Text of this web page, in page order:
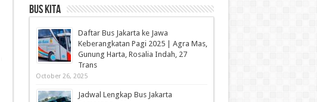
Bus Kita
Daftar Bus Jakarta ke Jawa
Keberangkatan Pagi 2025 | Agra Mas,
Gunung Harta, Rosalia Indah, 27
Trans
October 26, 2025
Jadwal Lengkap Bus Jakarta